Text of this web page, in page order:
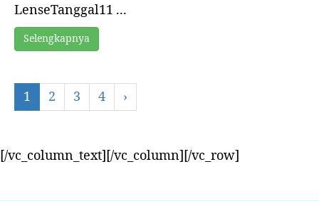
LenseTanggal11 ...
Selengkapnya
1 2 3 4 ›
[/vc_column_text][/vc_column][/vc_row]